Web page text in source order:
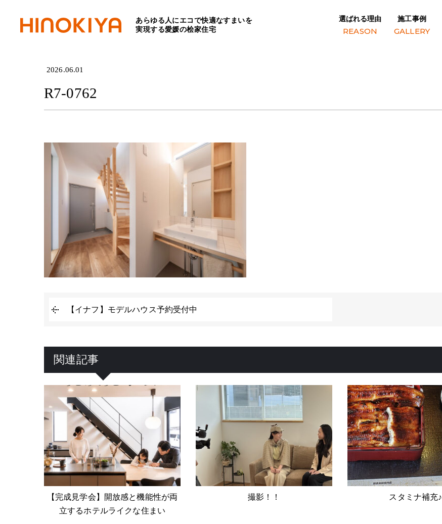
あらゆる人にエコで快適なすまいを
実現する愛媛の桧家住宅
選ばれる理由
REASON
施工事例
GALLERY
HOME>R7-0762
2026.06.01
R7-0762
【イナフ】モデルハウス予約受付中
関連記事
【完成見学会】開放感と機能性が両
立するホテルライクな住まい
撮影！！ スタミナ補充♪